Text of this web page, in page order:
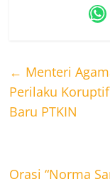
← Menteri
Perilaku
Baru PTKIN
Orasi “Norma